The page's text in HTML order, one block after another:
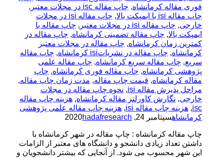
فوری مقاله کرمانشاه, چاپ مقاله isc در مجلات معتبر
,
چاپ مقاله isi با ایمپکت بالا
,
چاپ مقاله isi در مجلات
خارجی, چاپ مقاله isi در مجلات معتبر , چاپ مقاله با
ایمپکت بالا, چاپ مقاله تضمینی کرمانشاه, چاپ مقاله در
کمترین زمان کرمانشاه, چاپ مقاله در مجلات معتبر
کرمانشاه, چاپ مقاله در نشریاتisi کرمانشاه , چاپ مقاله
سریع, چاپ مقاله سریع کرمانشاه, چاپ مقاله علمی
پژوهشی کرمانشاه, چاپ مقاله فوری کرمانشاه, چاپ
مقاله کرمانشاه, قیمت چاپ مقاله, مدت زمان چاپ مقاله,
مراحل پذیرش مقاله isi
, نحوه چاپ مقاله در مجلات
خارجی, نگارش کاورلتر مقاله کرمانشاه, هزینه چاپ مقاله
isc
, هزینه چاپ مقاله isi , هزینه چاپ مقاله علمی پژوهشی
کرمانشاهسپتامبر 24, 2020 hadafresearch
چاپ مقاله کرمانشاه : چاپ مقاله در شهر کرمانشاه با
داشتن تعداد زیادی دانشجو و دانشگاه های معتبر از الزامات
این شهر محسوب می شود. از آنجایی که بیشتر دانشجویان و